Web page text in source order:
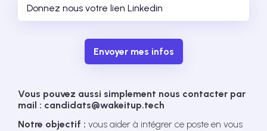
Envoyer mes infos
Vous pouvez aussi simplement nous contacter par
mail : candidats@wakeitup.tech
Notre objectif : vous aider à intégrer ce poste en vous